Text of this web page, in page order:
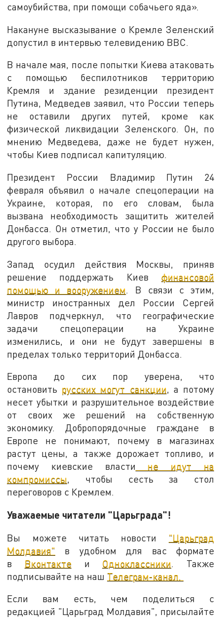
самоубийства, при помощи собачьего яда».
Накануне высказывание о Кремле Зеленский
допустил в интервью телевидению BBC.
В начале мая, после попытки Киева атаковать
с помощью беспилотников территорию
Кремля и здание резиденции президент
Путина, Медведев заявил, что России теперь
не оставили других путей, кроме как
физической ликвидации Зеленского. Он, по
мнению Медведева, даже не будет нужен,
чтобы Киев подписал капитуляцию.
Президент России Владимир Путин 24
февраля объявил о начале спецоперации на
Украине, которая, по его словам, была
вызвана необходимость защитить жителей
Донбасса. Он отметил, что у России не было
другого выбора.
Запад осудил действия Москвы, приняв
решение поддержать Киев финансовой
помощью и вооружением . В связи с этим,
министр иностранных дел России Сергей
Лавров подчеркнул, что географические
задачи спецоперации на Украине
изменились, и они не будут завершены в
пределах только территорий Донбасса.
Европа до сих пор уверена, что
остановить русских могут санкции, а потому
несет убытки и разрушительное воздействие
от своих же решений на собственную
экономику. Добропорядочные граждане в
Европе не понимают, почему в магазинах
растут цены, а также дорожает топливо, и
почему киевские власти не идут на
компромиссы, чтобы сесть за стол
переговоров с Кремлем.
Уважаемые читатели "Царьграда"!
Вы можете читать новости "Царьград
Молдавия" в удобном для вас формате
в Вконтактеи Одноклассники. Также
подписывайте на наш Телеграм-канал.
Если вам есть, чем поделиться с
редакцией "Царьград Молдавия", присылайте